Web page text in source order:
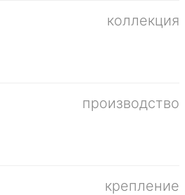
коллекция
производство
крепление